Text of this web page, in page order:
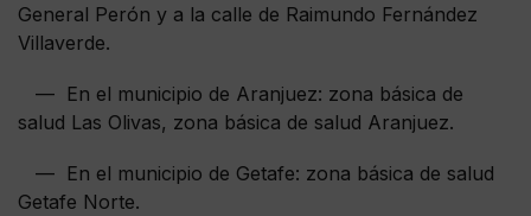
General Perón y a la calle de Raimundo Fernández
Villaverde.
— En el municipio de Aranjuez: zona básica de
salud Las Olivas, zona básica de salud Aranjuez.
— En el municipio de Getafe: zona básica de salud
Getafe Norte.